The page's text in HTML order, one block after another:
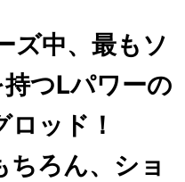
ズ中、最もソ
つLパワーの
ッド！
ちろん、ショ